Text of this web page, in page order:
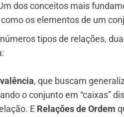
dos conceitos mais
os elementos de um
tipos de relações,
, que buscam
o conjunto em “caixas”
E Relações de Ordem